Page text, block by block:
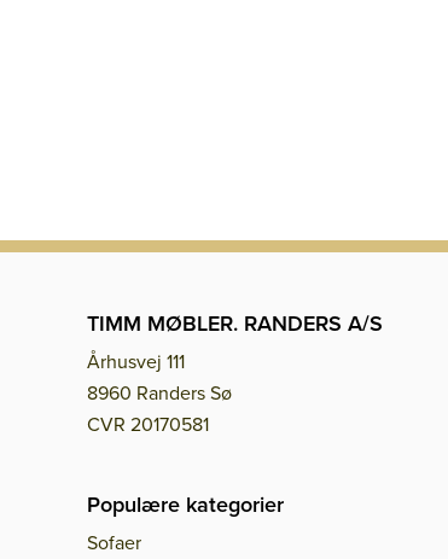
TIMM MØBLER. RANDERS A/S
Århusvej 111
8960 Randers Sø
CVR 20170581
Populære kategorier
Sofaer